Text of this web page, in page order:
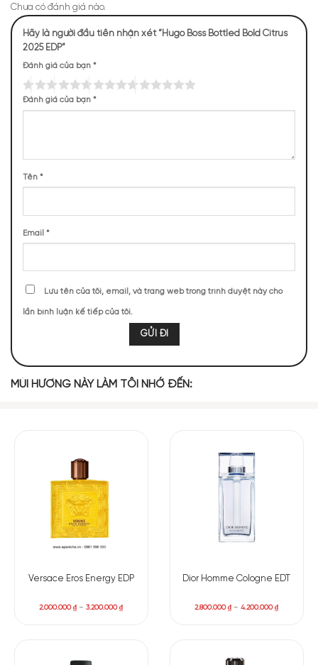
mẽ đầy nam tính
NHỮNG NOTE HƯƠNG THEO CẢM NHẬN
THỰC TẾ
85 (11,92%)
Cam Bergamot
MIDDLE NOTES
BASE NOTES
Hương thơm Bottled Bold Citrus mở ra đầy tươi sáng và cuốn
Chưa có đánh giá nào.
Hãy là người đầu tiên nhận xét “Hugo Boss Bottled Bold Citrus
2025 EDP”
Đánh giá của bạn *
Đánh giá của bạn *
Tên *
Email *
Lưu tên của tôi, email, và trang web trong trình duyệt này cho
lần bình luận kế tiếp của tôi.
MÙI HƯƠNG NÀY LÀM TÔI NHỚ ĐẾN:
Versace Eros Energy EDP
2.000.000₫ –3.200.000₫
Dior Homme Cologne EDT
2.800.000₫ –4.200.000₫